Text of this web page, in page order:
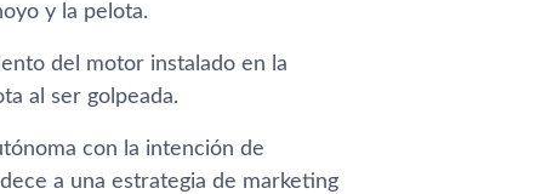
y la pelota.
del motor instalado en la
al ser golpeada.
con la intención de
a una estrategia de marketing